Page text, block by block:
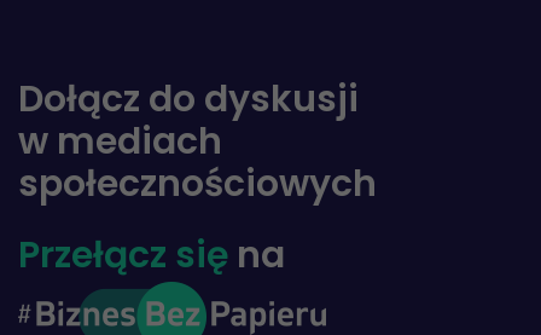
Dołącz do dyskusji
w mediach
społecznościowych
Przełącz się na